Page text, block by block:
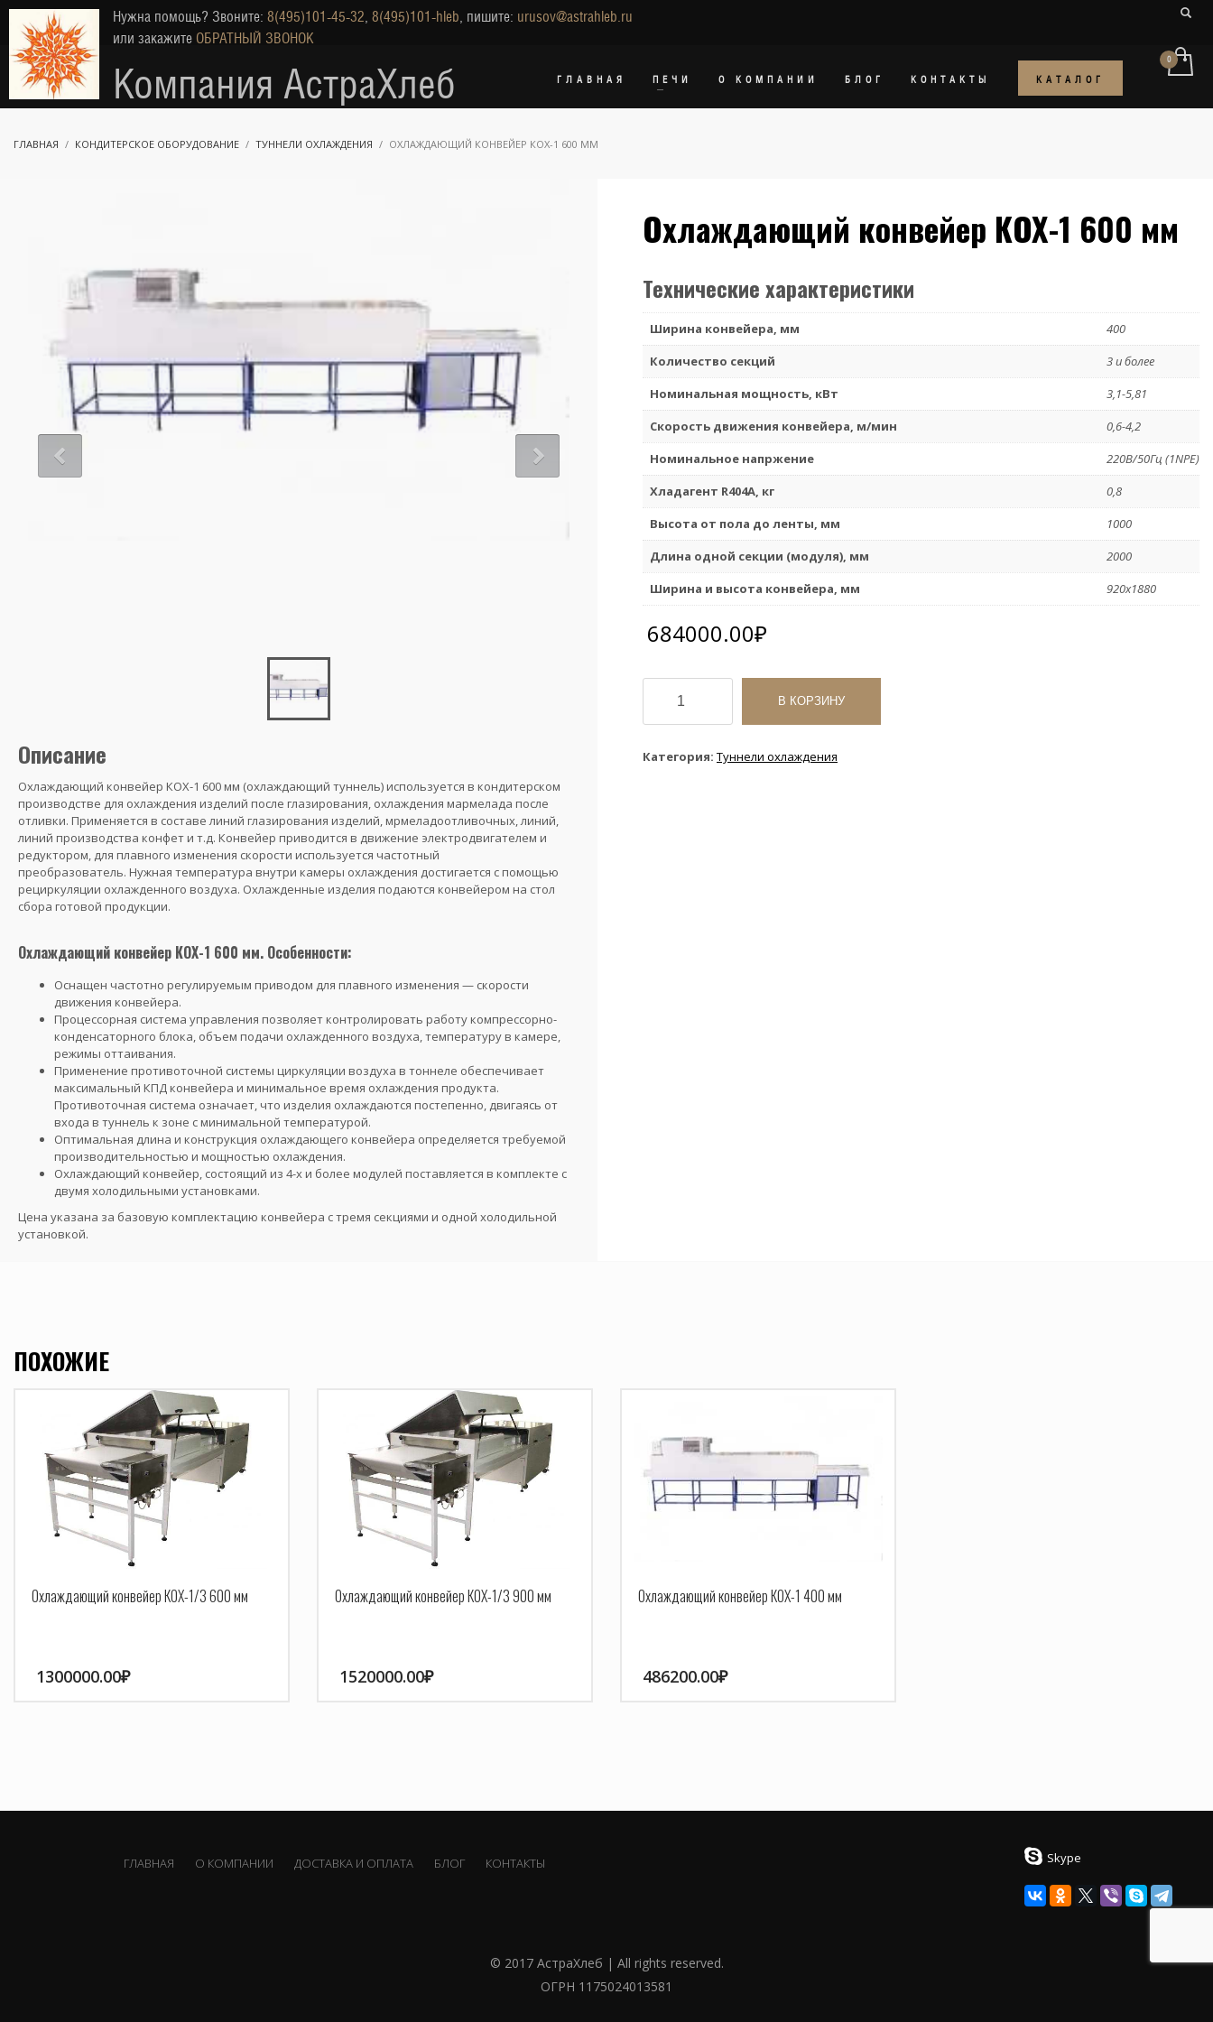
Нужна помощь? Звоните: 8(495)101-45-32, 8(495)101-hleb, пишите: urusov@astrahleb.ru
или закажите ОБРАТНЫЙ ЗВОНОК
Компания АстраХлеб ГЛАВНАЯ ПЕЧИ О КОМПАНИИ БЛОГ КОНТАКТЫ КАТАЛОГ
ГЛАВНАЯ КОНДИТЕРСКОЕ ОБОРУДОВАНИЕ ТУННЕЛИ ОХЛАЖДЕНИЯ ОХЛАЖДАЮЩИЙ КОНВЕЙЕР КОХ-1 600 ММ
Описание
Охлаждающий конвейер КОХ-1 600 мм (охлаждающий туннель) используется в кондитерском
производстве для охлаждения изделий после глазирования, охлаждения мармелада после
отливки. Применяется в составе линий глазирования изделий, мрмеладоотливочных, линий,
линий производства конфет и т.д. Конвейер приводится в движение электродвигателем и
редуктором, для плавного изменения скорости используется частотный
преобразователь. Нужная температура внутри камеры охлаждения достигается с помощью
рециркуляции охлажденного воздуха. Охлажденные изделия подаются конвейером на стол
сбора готовой продукции.
Охлаждающий конвейер КОХ-1 600 мм. Особенности:
Оснащен частотно регулируемым приводом для плавного изменения — скорости
движения конвейера.
Процессорная система управления позволяет контролировать работу компрессорно-
конденсаторного блока, объем подачи охлажденного воздуха, температуру в камере,
режимы оттаивания.
Применение противоточной системы циркуляции воздуха в тоннеле обеспечивает
максимальный КПД конвейера и минимальное время охлаждения продукта.
Противоточная система означает, что изделия охлаждаются постепенно, двигаясь от
входа в туннель к зоне с минимальной температурой.
Оптимальная длина и конструкция охлаждающего конвейера определяется требуемой
производительностью и мощностью охлаждения.
Охлаждающий конвейер, состоящий из 4-х и более модулей поставляется в комплекте с
двумя холодильными установками.
Цена указана за базовую комплектацию конвейера с тремя секциями и одной холодильной
установкой.
Охлаждающий конвейер КОХ-1 600 мм
Технические характеристики
Ширина конвейера, мм
400
Количество секций
3 и более
Номинальная мощность, кВт
3,1-5,81
Скорость движения конвейера, м/мин
0,6-4,2
Номинальное напржение
220В/50Гц (1NPE)
Хладагент R404A, кг
0,8
Высота от пола до ленты, мм
1000
Длина одной секции (модуля), мм
2000
Ширина и высота конвейера, мм
920х1880
684000.00₽
Количество
товара
Охлаждающий
КОХ-1
В КОРЗИНУ
Категория: Туннели охлаждения
ПОХОЖИЕ
Охлаждающий конвейер КОХ-1/3 600 мм
1300000.00₽
Охлаждающий конвейер КОХ-1/3 900 мм
1520000.00₽
Охлаждающий конвейер КОХ-1 400 мм
486200.00₽
ГЛАВНАЯ О КОМПАНИИ ДОСТАВКА И ОПЛАТА БЛОГ КОНТАКТЫ Skype
© 2017 АстраХлеб | All rights reserved.
ОГРН 1175024013581